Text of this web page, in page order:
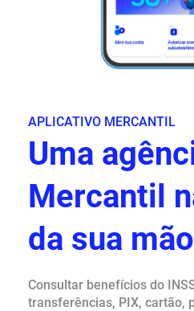
APLICATIVO MERCANTIL
Uma
Mercantil
da sua mão
Consultar benefícios do
transferências, PIX, cartão,